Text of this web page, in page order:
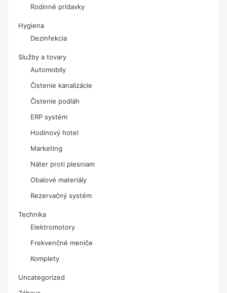
Rodinné prídavky
Hygiena
Dezinfekcia
Služby a tovary
Automobily
Čistenie kanalizácie
Čistenie podláh
ERP systém
Hodinový hotel
Marketing
Náter proti plesniam
Obalové materiály
Rezervačný systém
Technika
Elektromotory
Frekvenčné meniče
Komplety
Uncategorized